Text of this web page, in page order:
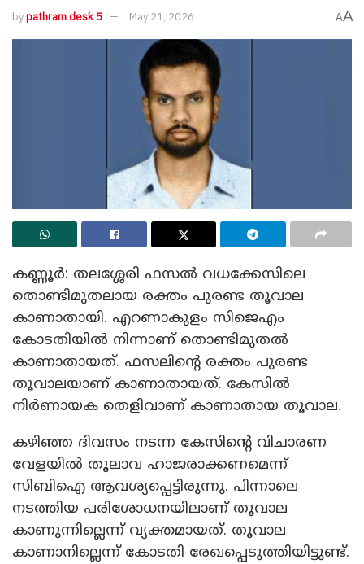
bypathram desk 5 May 21, 2026 AA
കണ്ണൂർ: തലശ്ശേരി ഫസൽ വധക്കേസിലെ
തൊണ്ടിമുതലായ രക്തം പുരണ്ട തൂവാല
കാണാതായി. എറണാകുളം സിജെഎം
കോടതിയിൽ നിന്നാണ് തൊണ്ടിമുതൽ
കാണാതായത്. ഫസലിന്റെ രക്തം പുരണ്ട
തൂവാലയാണ് കാണാതായത്. കേസിൽ
നിർണായക തെളിവാണ് കാണാതായ തൂവാല.
കഴിഞ്ഞ ദിവസം നടന്ന കേസിന്റെ വിചാരണ
വേളയിൽ തൂലാവ ഹാജരാക്കണമെന്ന്
സിബിഐ ആവശ്യപ്പെട്ടിരുന്നു. പിന്നാലെ
നടത്തിയ പരിശോധനയിലാണ് തൂവാല
കാണുന്നില്ലെന്ന് വ്യക്തമായത്. തൂവാല
കാണാനില്ലെന്ന് കോടതി രേഖപ്പെടുത്തിയിട്ടുണ്ട്.